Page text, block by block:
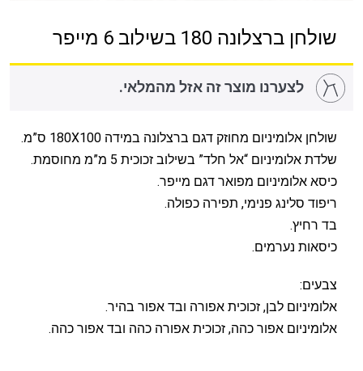
שולחן ברצלונה 180 בשילוב 6 מייפר
לצערנו מוצר זה אזל מהמלאי.
שולחן אלומיניום מחוזק דגם ברצלונה במידה 180X100 ס”מ.
שלדת אלומיניום “אל חלד” בשילוב זכוכית 5 מ”מ מחוסמת.
כיסא אלומיניום מפואר דגם מייפר.
ריפוד סלינג פנימי, תפירה כפולה.
בד רחיץ.
כיסאות נערמים.
צבעים:
אלומיניום לבן, זכוכית אפורה ובד אפור בהיר.
אלומיניום אפור כהה, זכוכית אפורה כהה ובד אפור כהה.